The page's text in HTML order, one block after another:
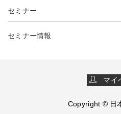
セミナー
セミナー情報
マイ
Copyright © 日